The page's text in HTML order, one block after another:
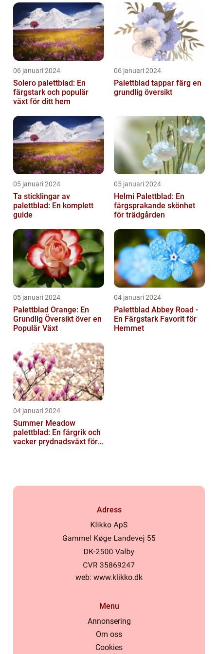
06 januari 2024
Solero palettblad: En
färgstark och populär
växt för ditt hem
06 januari 2024
Palettblad tappar färg en
grundlig översikt
05 januari 2024
Ta sticklingar av
palettblad: En komplett
guide
05 januari 2024
Helmi Palettblad: En
färgsprakande skönhet
för trädgården
05 januari 2024
Palettblad Orange: En
Grundlig Översikt över en
Populär Växt
04 januari 2024
Palettblad Abbey Road -
En Färgstark Favorit för
Hemmet
04 januari 2024
Summer Meadow
palettblad: En färgrik och
vacker prydnadsväxt för
Adress
web: www.klikko.dk
Menu
Annonsering
Om oss
Cookies